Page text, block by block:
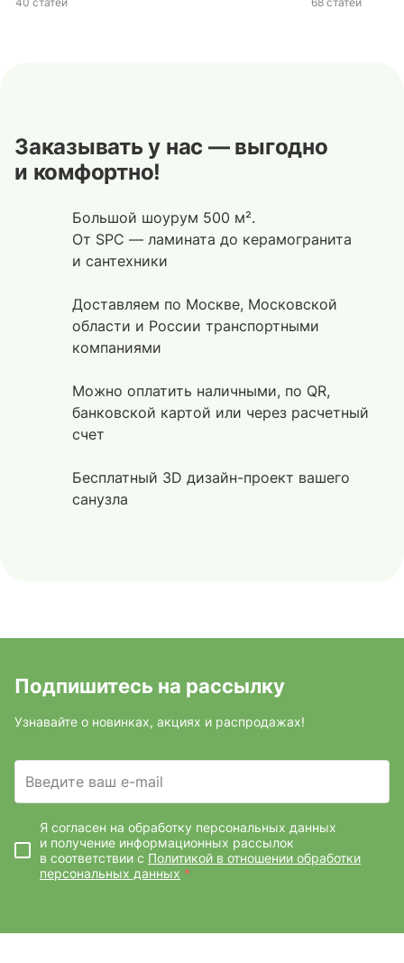
Заказывать у нас — выгодно
и комфортно!
Большой шоурум 500 м².
От SPC — ламината до керамогранита
и сантехники
Доставляем по Москве, Московской
области и России транспортными
компаниями
Можно оплатить наличными, по QR,
банковской картой или через расчетный
счет
Бесплатный 3D дизайн-проект вашего
санузла
Подпишитесь на рассылку
Узнавайте о новинках, акциях и распродажах!
Введите ваш e-mail
Я согласен на обработку персональных данных
и получение информационных рассылок
в соответствии с Политикой в отношении обработки
персональных данных *